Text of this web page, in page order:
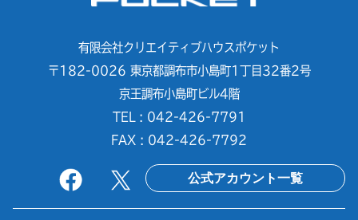
有限会社クリエイティブハウスポケット
〒182-0026 東京都調布市小島町1丁目32番2号
京王調布小島町ビル4階
TEL : 042-426-7791
FAX : 042-426-7792
公式アカウント一覧